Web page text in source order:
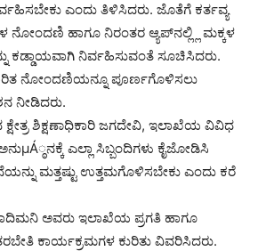
ಎಂದು ತಿಳಿಸಿದರು. ಜೊತೆಗೆ ಕರ್ತವ್ಯ
ನೋಂದಣಿ ಹಾಗೂ ನಿರಂತರ ಆ್ಯಪ್‍ನಲ್ಲ್ಲಿ ಮಕ್ಕಳ
ಕಡ್ಡಾಯವಾಗಿ ನಿರ್ವಹಿಸುವಂತೆ ಸೂಚಿಸಿದರು.
ನೋಂದಣಿಯನ್ನೂ ಪೂರ್ಣಗೊಳಿಸಲು
ನೀಡಿದರು.
ಶಿಕ್ಷಣಾಧಿಕಾರಿ ಜಗದೇವಿ, ಇಲಾಖೆಯ ವಿವಿಧ
ಎಲ್ಲಾ ಸಿಬ್ಬಂದಿಗಳು ಕೈಜೋಡಿಸಿ
ಮತ್ತಷ್ಟು ಉತ್ತಮಗೊಳಿಸಬೇಕು ಎಂದು ಕರೆ
ಅವರು ಇಲಾಖೆಯ ಪ್ರಗತಿ ಹಾಗೂ
ಕಾರ್ಯಕ್ರಮಗಳ ಕುರಿತು ವಿವರಿಸಿದರು.